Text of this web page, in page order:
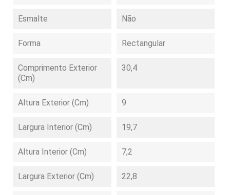
Esmalte Não
Forma Rectangular
Comprimento Exterior
(cm)
30,4
Altura Exterior (cm) 9
Largura Interior (cm) 19,7
Altura Interior (cm) 7,2
Largura Exterior (cm) 22,8